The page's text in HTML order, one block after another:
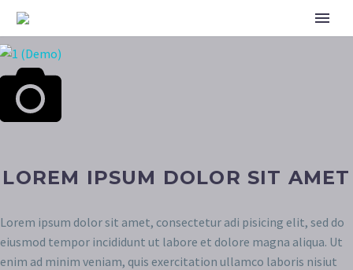
LOREM IPSUM DOLOR SIT AMET
Lorem ipsum dolor sit amet, consectetur adi pisicing elit, sed do
eiusmod tempor incididunt ut labore et dolore magna aliqua. Ut
enim ad minim veniam, quis exercitation ullamco laboris nisiut